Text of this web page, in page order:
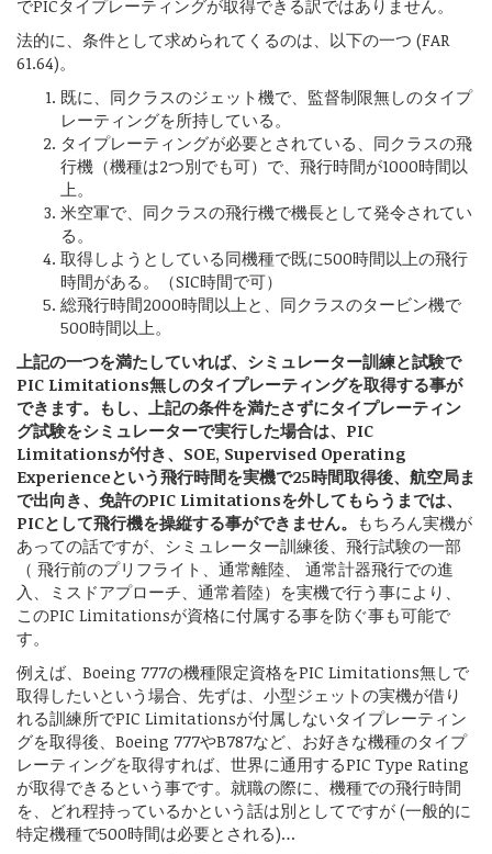
でPICタイプレーティングが取得できる訳ではありません。
法的に、条件として求められてくるのは、以下の一つ (FAR
61.64)。
既に、同クラスのジェット機で、監督制限無しのタイプ
レーティングを所持している。
タイプレーティングが必要とされている、同クラスの飛
行機（機種は2つ別でも可）で、飛行時間が1000時間以
上。
米空軍で、同クラスの飛行機で機長として発令されてい
る。
取得しようとしている同機種で既に500時間以上の飛行
時間がある。（SIC時間で可）
総飛行時間2000時間以上と、同クラスのタービン機で
500時間以上。
上記の一つを満たしていれば、シミュレーター訓練と試験で
PIC Limitations無しのタイプレーティングを取得する事が
できます。もし、上記の条件を満たさずにタイプレーティン
グ試験をシミュレーターで実行した場合は、PIC
Limitationsが付き、SOE, Supervised Operating
Experienceという飛行時間を実機で25時間取得後、航空局ま
で出向き、免許のPIC Limitationsを外してもらうまでは、
PICとして飛行機を操縦する事ができません。
もちろん実機が
あっての話ですが、シミュレーター訓練後、飛行試験の一部
（ 飛行前のプリフライト、通常離陸、 通常計器飛行での進
入、ミスドアプローチ、通常着陸）を実機で行う事により、
このPIC Limitationsが資格に付属する事を防ぐ事も可能で
す。
例えば、Boeing 777の機種限定資格をPIC Limitations無しで
取得したいという場合、先ずは、小型ジェットの実機が借り
れる訓練所でPIC Limitationsが付属しないタイプレーティン
グを取得後、Boeing 777やB787など、お好きな機種のタイプ
レーティングを取得すれば、世界に通用するPIC Type Rating
が取得できるという事です。就職の際に、機種での飛行時間
を、どれ程持っているかという話は別としてですが (一般的に
特定機種で500時間は必要とされる)…